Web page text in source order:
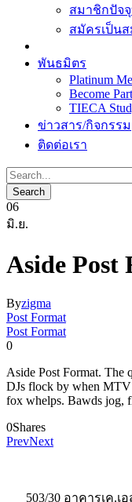
สมาชิกปัจ
สมัครเป็น
พันธมิตร
Platinum
Become
TIECA
ข่าวสาร/กิจกรรม
ติดต่อเรา
06
มิ.ย.
Aside Post
Byzigma
Post Format
Post Format
0
Aside Post Format. The
DJs flock by when
fox whelps. Bawds jog,
0Shares
PrevNext
503/30 อาคารเค.